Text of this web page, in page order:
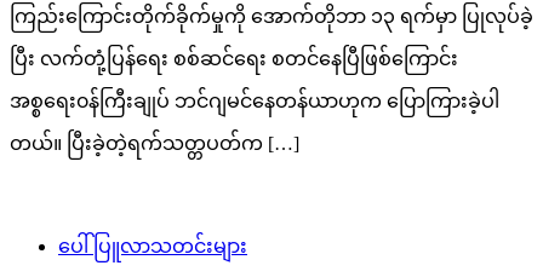
ကြည်းကြောင်းတိုက်ခိုက်မှုကို အောက်တိုဘာ ၁၃ ရက်မှာ ပြုလုပ်ခဲ့
ပြီး လက်တုံ့ပြန်ရေး စစ်ဆင်ရေး စတင်နေပြီဖြစ်ကြောင်း
အစ္စရေး၀န်ကြီးချုပ် ဘင်ဂျမင်နေတန်ယာဟုက ပြောကြားခဲ့ပါ
တယ်။ ပြီးခဲ့တဲ့ရက်သတ္တပတ်က […]
ပေါ်ပြူလာသတင်းများ